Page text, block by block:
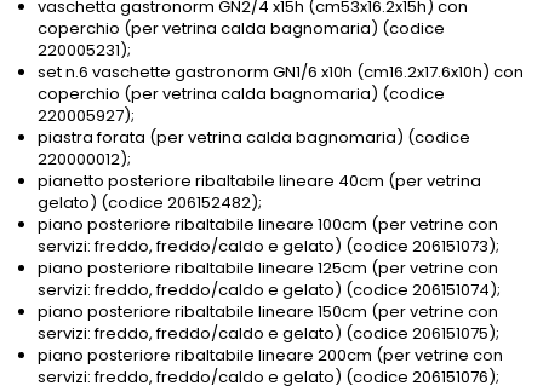
vaschetta gastronorm GN2/4 x15h (cm53x16.2x15h) con
coperchio (per vetrina calda bagnomaria) (codice
220005231);
set n.6 vaschette gastronorm GN1/6 x10h (cm16.2x17.6x10h) con
coperchio (per vetrina calda bagnomaria) (codice
220005927);
piastra forata (per vetrina calda bagnomaria) (codice
220000012);
pianetto posteriore ribaltabile lineare 40cm (per vetrina
gelato) (codice 206152482);
piano posteriore ribaltabile lineare 100cm (per vetrine con
servizi: freddo, freddo/caldo e gelato) (codice 206151073);
piano posteriore ribaltabile lineare 125cm (per vetrine con
servizi: freddo, freddo/caldo e gelato) (codice 206151074);
piano posteriore ribaltabile lineare 150cm (per vetrine con
servizi: freddo, freddo/caldo e gelato) (codice 206151075);
piano posteriore ribaltabile lineare 200cm (per vetrine con
servizi: freddo, freddo/caldo e gelato) (codice 206151076);